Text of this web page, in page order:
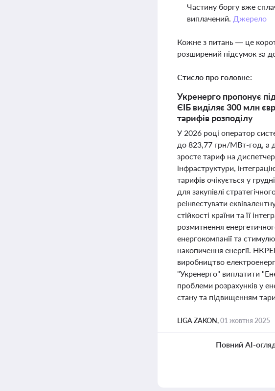
Частину боргу вже
виплачений. Джерело
Кожне з питань — це
розширений підсумок за
Стисло про головне:
Укренерго пропонує
ЄІБ виділяє 300 млн
тарифів розподілу
У 2026 році оператор
до 823,77 грн/МВт-год, а
зросте тариф на
інфраструктури,
тарифів очікується у
для закупівлі
реінвестувати
стійкості країни та її
розмитнення
енергокомпанії та
накопичення енергії.
виробництво
"Укренерго" виплатити
проблеми розрахунків у
стану та підвищенням
LIGA ZAKON,01 жовтня 2025
Повний AI-